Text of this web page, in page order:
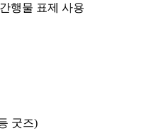
행물 표제 사용
굿즈)